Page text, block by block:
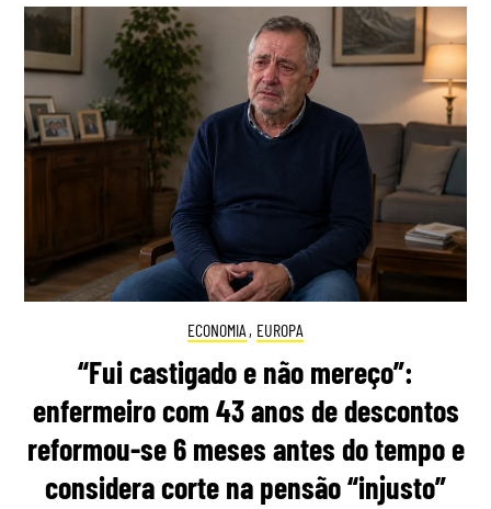
ECONOMIA , EUROPA
“Fui castigado e não mereço”:
enfermeiro com 43 anos de descontos
reformou-se 6 meses antes do tempo e
considera corte na pensão “injusto”